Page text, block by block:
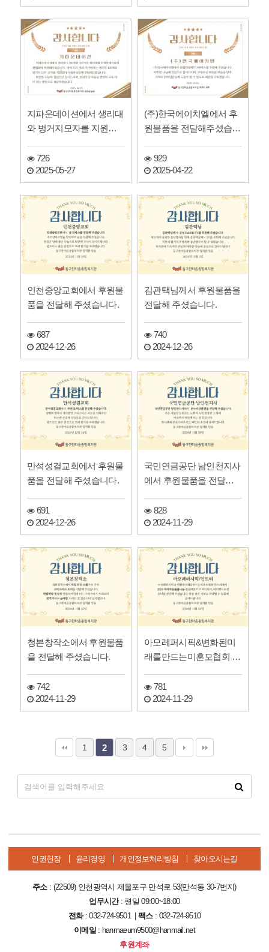
지파운데이션에서 생리대
와 벙거지모자를 지원해
726
2025-05-27
(주)한국에이치엘에서 후
원물품을 전달해주셨습니
929
2025-04-22
인천중앙교회에서 후원물
품을 전달해 주셨습니다.
687
2024-12-26
김관택님께서 후원물품을
전달해 주셨습니다.
740
2024-12-26
만석성결교회에서 후원물
품을 전달해 주셨습니다.
691
2024-12-26
국민연금공단 남인천지사
에서 후원물품을 전달해
828
2024-11-29
청본창작소에서 후원물품
을 전달해 주셨습니다.
742
2024-11-29
아모레퍼시픽&변화된미
래를만드는미혼모협회 인
달해 주셨…
781
2024-11-29
1 2 3 4 5
인권헌장 윤리경영 개인정보처리방침 찾아오시는길
주소: (22509) 인천광역시 제물포구 만석로 53(만석동 30-7번지)
업무시간: 평일 09:00~18:00
전화: 032-724-9501 |팩스: 032-724-9510
이메일: hanmaeum9500@hanmail.net
후원계좌